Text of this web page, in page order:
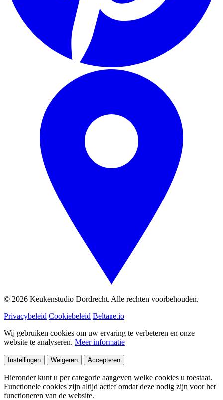
© 2026 Keukenstudio Dordrecht. Alle rechten voorbehouden.
Privacybeleid Cookiebeleid Beltane.io
Wij gebruiken cookies om uw ervaring te verbeteren en onze
website te analyseren. Meer informatie
Instellingen Weigeren Accepteren
Hieronder kunt u per categorie aangeven welke cookies u toestaat.
Functionele cookies zijn altijd actief omdat deze nodig zijn voor het
functioneren van de website.